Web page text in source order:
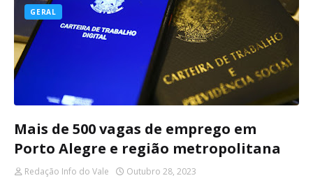
GERAL
Mais de 500 vagas de emprego em
Porto Alegre e região metropolitana
Redação Info do Vale Outubro 28, 2023